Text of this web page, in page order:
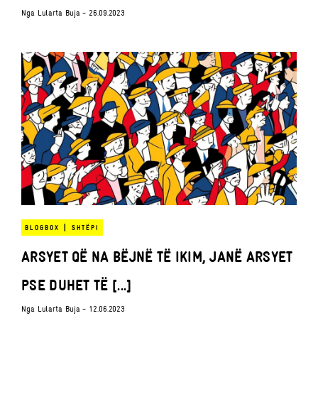
Nga Lularta Buja- 26.09.2023
BLOGBOX | SHTËPI
ARSYET QË NA BËJNË TË IKIM, JANË ARSYET
PSE DUHET TË [...]
Nga Lularta Buja - 12.06.2023